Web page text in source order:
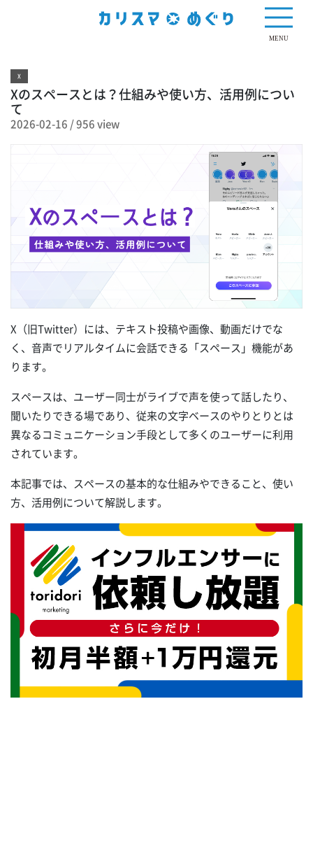
MENU
X
Xのスペースとは？仕組みや使い方、活用例につい
て
2026-02-16 /956 view
X（旧Twitter）には、テキスト投稿や画像、動画だけでな
く、音声でリアルタイムに会話できる「スペース」機能があ
ります。
スペースは、ユーザー同士がライブで声を使って話したり、
聞いたりできる場であり、従来の文字ベースのやりとりとは
異なるコミュニケーション手段として多くのユーザーに利用
されています。
本記事では、スペースの基本的な仕組みやできること、使い
方、活用例について解説します。